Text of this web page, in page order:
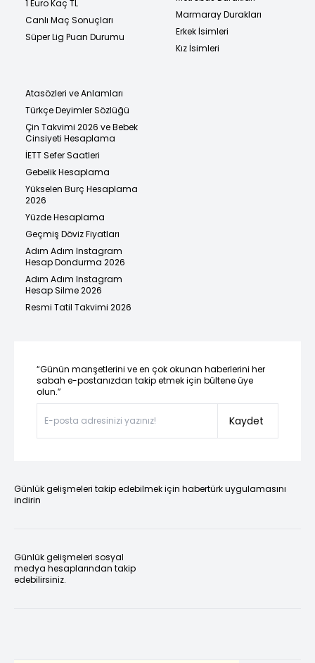
1 Euro Kaç TL
Canlı Maç Sonuçları
Süper Lig Puan Durumu
Marmaray Durakları
Erkek İsimleri
Kız İsimleri
Atasözleri ve Anlamları
Türkçe Deyimler Sözlüğü
Çin Takvimi 2026 ve Bebek
Cinsiyeti Hesaplama
İETT Sefer Saatleri
Gebelik Hesaplama
Yükselen Burç Hesaplama
2026
Yüzde Hesaplama
Geçmiş Döviz Fiyatları
Adım Adım Instagram
Hesap Dondurma 2026
Adım Adım Instagram
Hesap Silme 2026
Resmi Tatil Takvimi 2026
“Günün manşetlerini ve en çok okunan haberlerini her
sabah e-postanızdan takip etmek için bültene üye
olun.”
Kaydet
Günlük gelişmeleri takip edebilmek için habertürk uygulamasını
indirin
Günlük gelişmeleri sosyal
medya hesaplarından takip
edebilirsiniz.